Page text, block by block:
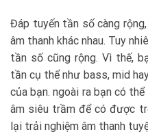
Đáp tuyến tần số càng
âm thanh khác nhau. Tuy
tần số cũng rộng. Vì thế,
tần cụ thể như bass, mid
của bạn. ngoài ra bạn có
âm siêu trầm để có được
lại trải nghiệm âm thanh